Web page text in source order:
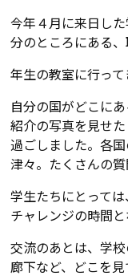
今年４月に来日し
分のところにある
年生の教室に行って
自分の国がどこに
紹介の写真を見せ
過ごしました。各
津々。たくさんの質
学生たちにとって
チャレンジの時間と
交流のあとは、学
廊下など、どこを見